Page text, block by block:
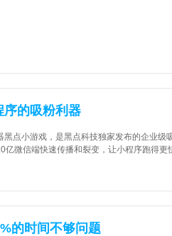
序的吸粉利器
点小游戏，是黑点科技独家发布的企业
亿微信端快速传播和裂变，让小程序跑得
的时间不够问题